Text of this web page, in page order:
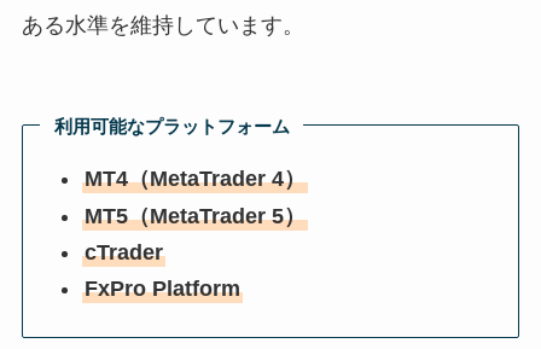
ある水準を維持しています。
利用可能なプラットフォーム
MT4（MetaTrader 4）
MT5（MetaTrader 5）
cTrader
FxPro Platform